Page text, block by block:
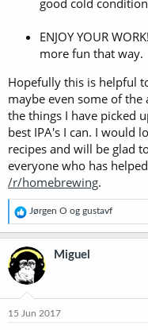
ENJOY YOUR
more fun that way.
Hopefully this is helpful
maybe even some of the
the things I have picked
best IPA's I can. I would
recipes and will be glad
everyone who has
/r/homebrewing.
R
e
a
k
s
o
e
Jørgen O og gustavf
Miguel
15 Jun 2017